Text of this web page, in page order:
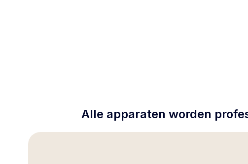
Alle apparaten worden